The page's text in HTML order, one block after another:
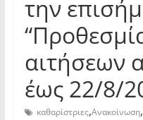
την
αιτήσεων
έως 22/8/
καθαρίστριες,Ανακοίνωση,